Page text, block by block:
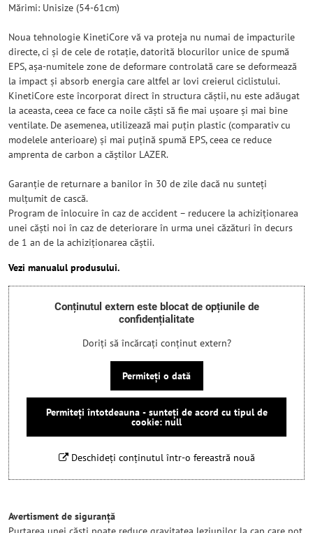
Mărimi: Unisize (54-61cm)
Noua tehnologie KinetiCore vă va proteja nu numai de impacturile
directe, ci și de cele de rotație, datorită blocurilor unice de spumă
EPS, așa-numitele zone de deformare controlată care se deformează
la impact și absorb energia care altfel ar lovi creierul ciclistului.
KinetiCore este încorporat direct în structura căștii, nu este adăugat
la aceasta, ceea ce face ca noile căști să fie mai ușoare și mai bine
ventilate. De asemenea, utilizează mai puțin plastic (comparativ cu
modelele anterioare) și mai puțină spumă EPS, ceea ce reduce
amprenta de carbon a căștilor LAZER.
Garanție de returnare a banilor în 30 de zile dacă nu sunteți
mulțumit de cască.
Program de înlocuire în caz de accident – ​​reducere la achiziționarea
unei căști noi în caz de deteriorare în urma unei căzături în decurs
de 1 an de la achiziționarea căștii.
Vezi manualul produsului.
Conținutul extern este blocat de opțiunile de
confidențialitate
Doriți să încărcați conținut extern?
Permiteți o dată
Permiteți întotdeauna - sunteți de acord cu tipul de
cookie: null
Deschideți conținutul într-o fereastră nouă
Avertisment de siguranță